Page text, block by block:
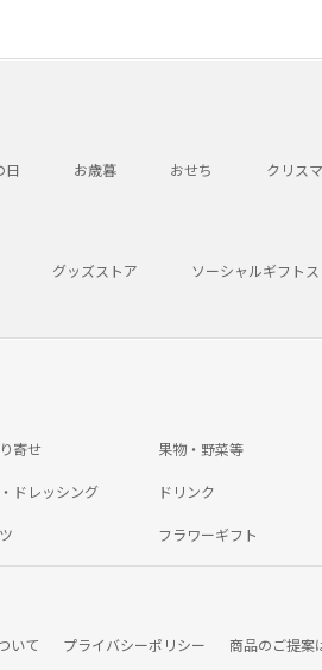
日 お歳暮 おせち クリス
グッズストア ソーシャルギフト
寄せ 果物・野菜等
ドレッシング ドリンク
フラワーギフト
いて プライバシーポリシー 商品のご提案